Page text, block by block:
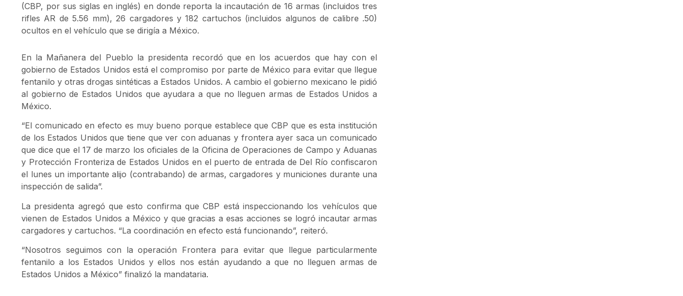
(CBP, por sus siglas en inglés) en donde reporta la incautación de 16 armas (incluidos tres
rifles AR de 5.56 mm), 26 cargadores y 182 cartuchos (incluidos algunos de calibre .50)
ocultos en el vehículo que se dirigía a México.
En la Mañanera del Pueblo la presidenta recordó que en los acuerdos que hay con el
gobierno de Estados Unidos está el compromiso por parte de México para evitar que llegue
fentanilo y otras drogas sintéticas a Estados Unidos. A cambio el gobierno mexicano le pidió
al gobierno de Estados Unidos que ayudara a que no lleguen armas de Estados Unidos a
México.
“El comunicado en efecto es muy bueno porque establece que CBP que es esta institución
de los Estados Unidos que tiene que ver con aduanas y frontera ayer saca un comunicado
que dice que el 17 de marzo los oficiales de la Oficina de Operaciones de Campo y Aduanas
y Protección Fronteriza de Estados Unidos en el puerto de entrada de Del Río confiscaron
el lunes un importante alijo (contrabando) de armas, cargadores y municiones durante una
inspección de salida”.
La presidenta agregó que esto confirma que CBP está inspeccionando los vehículos que
vienen de Estados Unidos a México y que gracias a esas acciones se logró incautar armas
cargadores y cartuchos. “La coordinación en efecto está funcionando”, reiteró.
“Nosotros seguimos con la operación Frontera para evitar que llegue particularmente
fentanilo a los Estados Unidos y ellos nos están ayudando a que no lleguen armas de
Estados Unidos a México” finalizó la mandataria.